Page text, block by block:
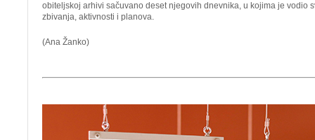
obiteljskoj arhivi sačuvano deset njegovih dnevnika, u kojima je vodio
zbivanja, aktivnosti i planova.
(Ana Žanko)